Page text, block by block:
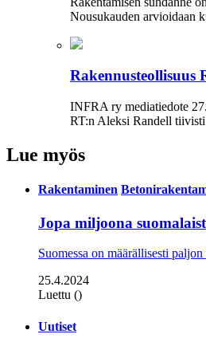
Nousukauden arvioidaan
Rakennusteollisuus
INFRA ry mediatiedote
RT:n Aleksi Randell tiivisti
Lue myös
Rakentaminen
Jopa miljoona
Suomessa on määrällisesti
25.4.2024
Luettu ()
Uutiset